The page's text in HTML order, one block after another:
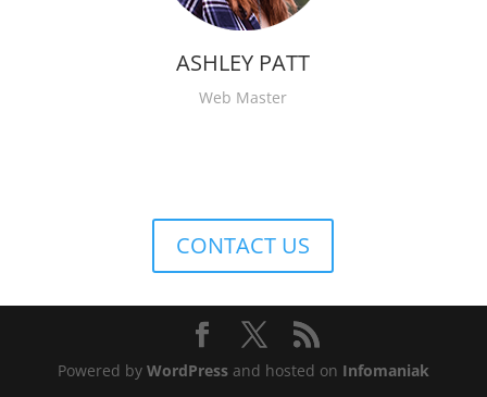
ASHLEY PATT
Web Master
CONTACT US
Powered by WordPressand hosted on Infomaniak